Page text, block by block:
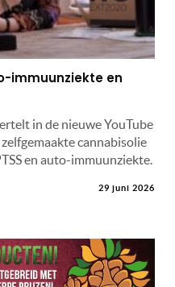
immuunziekte en
in de nieuwe YouTube
cannabisolie
en auto-immuunziekte.
29 juni 2026